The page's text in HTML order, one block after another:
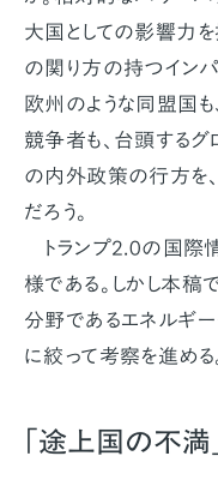
大国としての影響力
の関り方の持つイン
欧州のような同盟国
競争者も、台頭するグ
の内外政策の行方を
だろう。
トランプ2.0の国際
様である。しかし本稿
分野であるエネルギ
に絞って考察を進める
「途上国の不